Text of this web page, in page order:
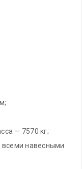
— 7570 кг;
всеми навесными